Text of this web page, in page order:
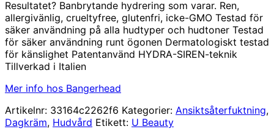
Resultatet? Banbrytande hydrering som varar. Ren,
allergivänlig, crueltyfree, glutenfri, icke-GMO Testad för
säker användning på alla hudtyper och hudtoner Testad
för säker användning runt ögonen Dermatologiskt testad
för känslighet Patentanvänd HYDRA-SIREN-teknik
Tillverkad i Italien
Mer info hos Bangerhead
Artikelnr: 33164c2262f6 Kategorier: Ansiktsåterfuktning,
Dagkräm, Hudvård Etikett: U Beauty